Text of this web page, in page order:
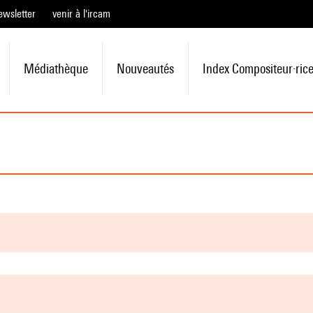
venir à l'ircam
Médiathèque Nouveautés Index Compositeur·rice